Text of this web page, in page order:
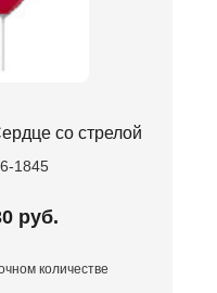
со стрелой
1845
руб.
количестве